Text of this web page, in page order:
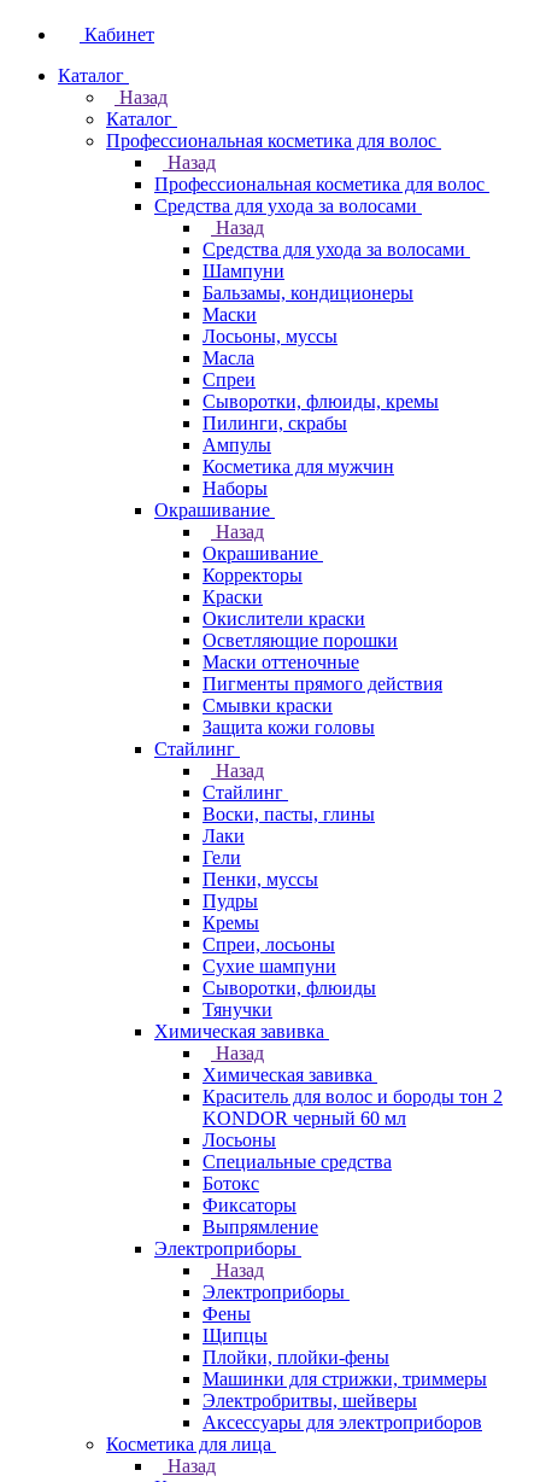
Кабинет
Каталог
Назад
Каталог
Профессиональная косметика для волос
Назад
Профессиональная косметика для волос
Средства для ухода за волосами
Назад
Средства для ухода за волосами
Шампуни
Бальзамы, кондиционеры
Маски
Лосьоны, муссы
Масла
Спреи
Сыворотки, флюиды, кремы
Пилинги, скрабы
Ампулы
Косметика для мужчин
Наборы
Окрашивание
Назад
Окрашивание
Корректоры
Краски
Окислители краски
Осветляющие порошки
Маски оттеночные
Пигменты прямого действия
Смывки краски
Защита кожи головы
Стайлинг
Назад
Стайлинг
Воски, пасты, глины
Лаки
Гели
Пенки, муссы
Пудры
Кремы
Спреи, лосьоны
Сухие шампуни
Сыворотки, флюиды
Тянучки
Химическая завивка
Назад
Химическая завивка
Краситель для волос и бороды тон 2
KONDOR черный 60 мл
Лосьоны
Специальные средства
Ботокс
Фиксаторы
Выпрямление
Электроприборы
Назад
Электроприборы
Фены
Щипцы
Плойки, плойки-фены
Машинки для стрижки, триммеры
Электробритвы, шейверы
Аксессуары для электроприборов
Косметика для лица
Назад